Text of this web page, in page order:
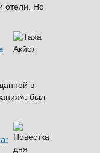
отели. Но
в
был